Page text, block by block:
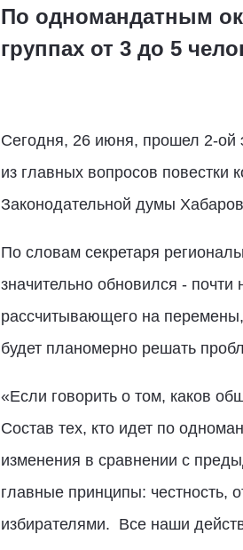
По одномандатным
группах от 3 до 5
Сегодня, 26 июня, прошел 2-ой
из главных вопросов повестки
Законодательной думы
По словам секретаря
значительно обновился - почти
рассчитывающего на
будет планомерно решать
«Если говорить о том, каков
Состав тех, кто идет по
изменения в сравнении с
главные принципы: честность,
избирателями. Все наши